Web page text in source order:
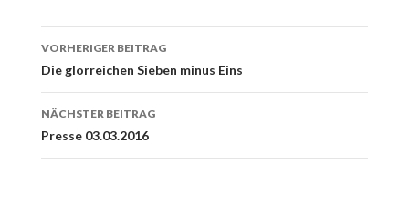
Beitrags-
Navigation
VORHERIGER BEITRAG
Die glorreichen Sieben minus Eins
NÄCHSTER BEITRAG
Presse 03.03.2016